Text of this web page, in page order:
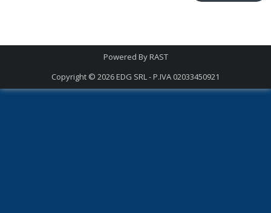
Powered ByRAST
Copyright © 2026EDG SRL - P.IVA 02033450921